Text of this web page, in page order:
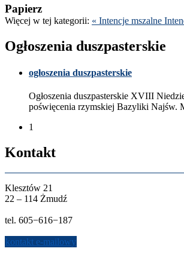
Papierz
Więcej w tej kat­e­gorii: « Intencje mszalne
Ogłoszenia dusz­paster­skie
ogłoszenia dusz­paster­skie
Ogłoszenia dusz­paster­skie XVIII
poświęce­nia rzym­skiej Bazy­liki Najśw.
1
Kon­takt
Klesztów 21
22 – 114 Żmudź
tel. 605−616−187
kon­takt e-​mailowy